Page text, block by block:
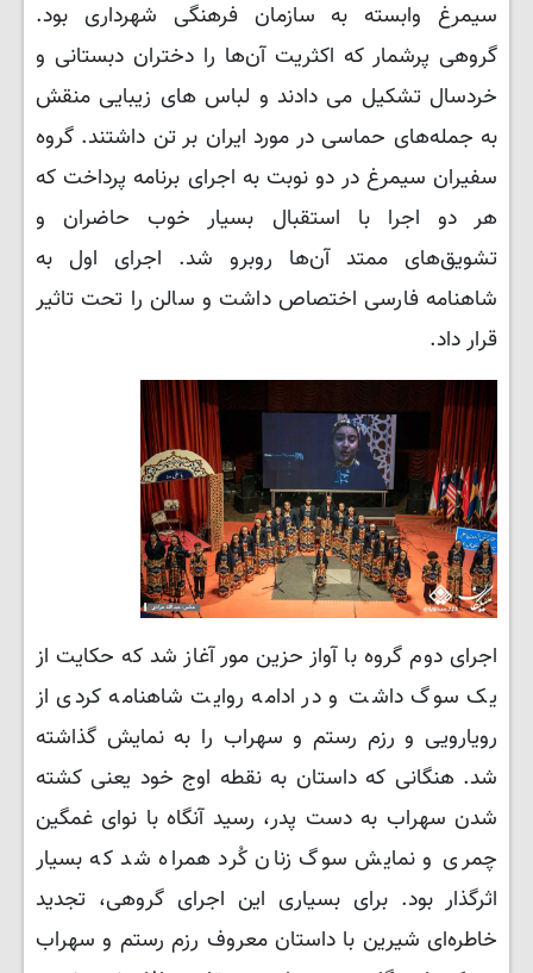
سیمرغ وابسته به سازمان فرهنگی شهرداری بود.
گروهی پرشمار که اکثریت آن‌ها را دختران دبستانی و
خردسال تشکیل می دادند و لباس های زیبایی منقش
به جمله‌های حماسی در مورد ایران بر تن داشتند. گروه
سفیران سیمرغ در دو نوبت به اجرای برنامه پرداخت که
هر دو اجرا با استقبال بسیار خوب حاضران و
تشویق‌های ممتد آن‌ها روبرو شد. اجرای اول به
شاهنامه فارسی اختصاص داشت و سالن را تحت تاثیر
قرار داد.
اجرای دوم گروه با آواز حزین مور آغاز شد که حکایت از
یک سوگ داشت و در ادامه روایت شاهنامه کردی از
رویارویی و رزم رستم و سهراب را به نمایش گذاشته
شد. هنگانی که داستان به نقطه اوج خود یعنی کشته
شدن سهراب به دست پدر، رسید آنگاه با نوای غمگین
چمری و نمایش سوگ زنان کُرد همراه شد که بسیار
اثرگذار بود. برای بسیاری این اجرای گروهی، تجدید
خاطره‌ای شیرین با داستان معروف رزم رستم و سهراب